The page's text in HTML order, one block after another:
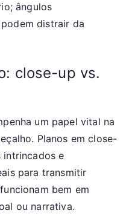
ângulos
distrair da
close-up vs.
um papel vital na
Planos em close-
intrincados e
para transmitir
bem em
ou narrativa.